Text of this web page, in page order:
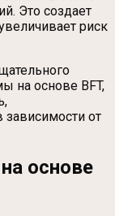
Это создает
риск
на основе BFT,
зависимости от
основе